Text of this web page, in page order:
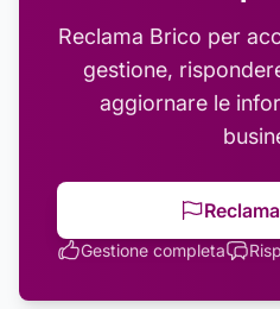
Reclama Brico per
gestione,
aggiornare le
Gestione completa